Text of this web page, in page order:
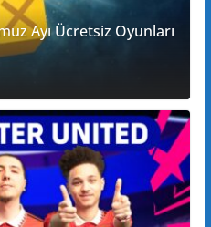
Ayı Ücretsiz Oyunları